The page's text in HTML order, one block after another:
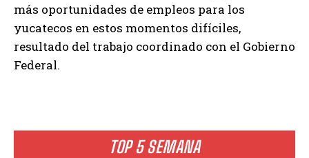
TOP 5 SEMANA
más oportunidades de empleos para los
yucatecos en estos momentos difíciles,
resultado del trabajo coordinado con el Gobierno
Federal.